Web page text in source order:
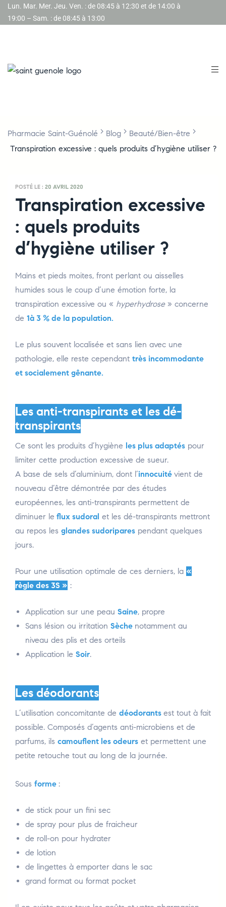
Lun. Mar. Mer. Jeu. Ven. : de 08:45 à 12:30 et de 14:00 à
19:00 – Sam. : de 08:45 à 13:00
Pharmacie Saint-Guénolé > Blog > Beauté/Bien-être >
Transpiration excessive : quels produits d’hygiène utiliser ?
POSTÉ LE : 20 AVRIL 2020
Transpiration excessive
: quels produits
d’hygiène utiliser ?
Mains et pieds moites, front perlant ou aisselles
humides sous le coup d’une émotion forte, la
transpiration excessive ou « hyperhydrose» concerne
de 1à 3 % de la population.
Le plus souvent localisée et sans lien avec une
pathologie, elle reste cependant très incommodante
et socialement gênante.
Les anti-transpirants et les dé-
transpirants
Ce sont les produits d’hygiène les plus adaptés pour
limiter cette production excessive de sueur.
A base de sels d’aluminium, dont l’innocuité vient de
nouveau d’être démontrée par des études
européennes, les anti-transpirants permettent de
diminuer le flux sudoral et les dé-transpirants mettront
au repos les glandes sudoripares pendant quelques
jours.
Pour une utilisation optimale de ces derniers, la «
règle des 3S » :
Application sur une peau Saine, propre
Sans lésion ou irritation Sèche notamment au
niveau des plis et des orteils
Application le Soir.
Les déodorants
L’utilisation concomitante de déodorants est tout à fait
possible. Composés d’agents anti-microbiens et de
parfums, ils camouflent les odeurs et permettent une
petite retouche tout au long de la journée.
Sous forme :
de stick pour un fini sec
de spray pour plus de fraicheur
de roll-on pour hydrater
de lotion
de lingettes à emporter dans le sac
grand format ou format pocket